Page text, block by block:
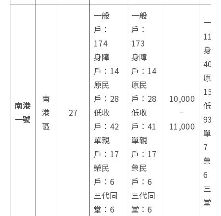
南港
一號
南
港
區
27
一般
戶：
174
身障
戶：14
原民
戶：28
低收
戶：42
單親
戶：17
榮民
戶：6
三代同
堂：6
一般
戶：
173
身障
戶：14
原民
戶：28
低收
戶：41
單親
戶：17
榮民
戶：6
三代同
堂：6
10,000
−
11,000
一
119
身
40
原
15
低
93
單
7
榮
6
三
堂